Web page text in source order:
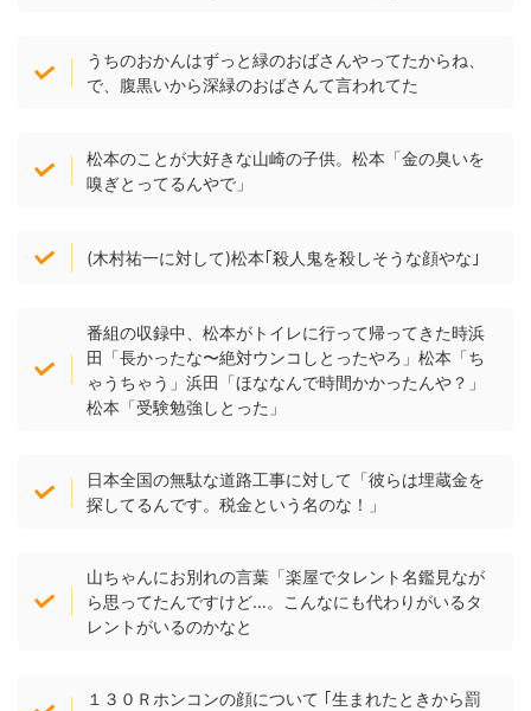
うちのおかんはずっと緑のおばさんやってたからね、
で、腹黒いから深緑のおばさんて言われてた
松本のことが大好きな山崎の子供。松本「金の臭いを
嗅ぎとってるんやで」
(木村祐一に対して)松本｢殺人鬼を殺しそうな顔やな｣
番組の収録中、松本がトイレに行って帰ってきた時浜
田「長かったな〜絶対ウンコしとったやろ」松本「ち
ゃうちゃう」浜田「ほななんで時間かかったんや？」
松本「受験勉強しとった」
日本全国の無駄な道路工事に対して「彼らは埋蔵金を
探してるんです。税金という名のな！」
山ちゃんにお別れの言葉「楽屋でタレント名鑑見なが
ら思ってたんですけど…。こんなにも代わりがいるタ
レントがいるのかなと
１３０Ｒホンコンの顔について ｢生まれたときから罰